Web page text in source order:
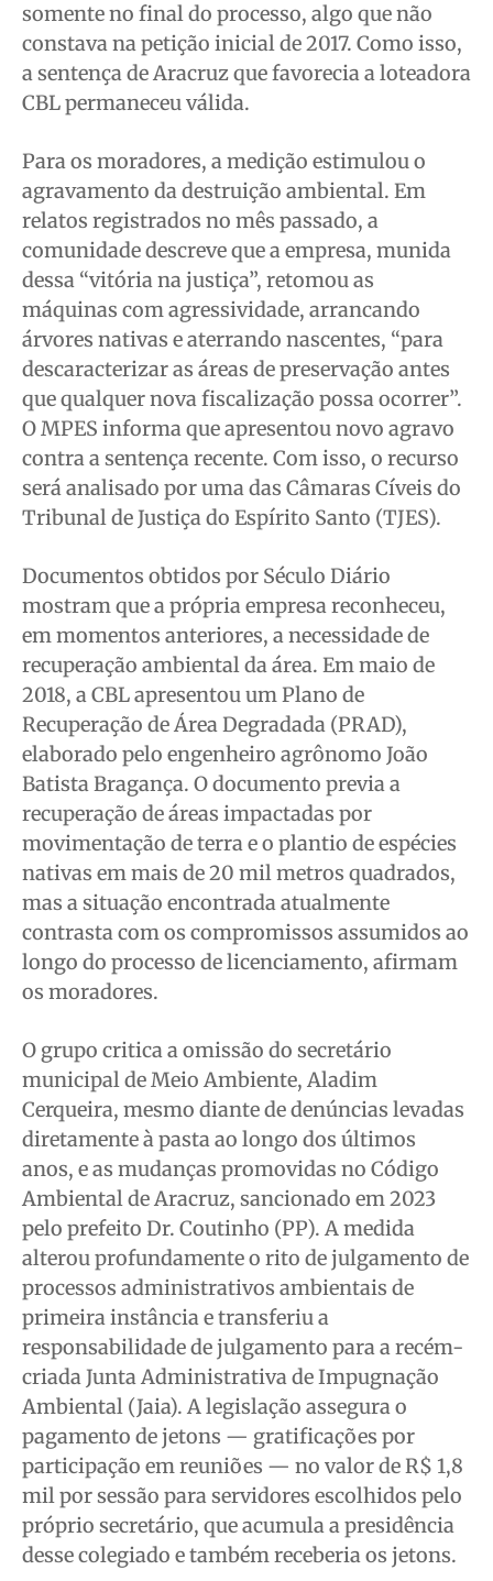
somente no final do processo, algo que não
constava na petição inicial de 2017. Como isso,
a sentença de Aracruz que favorecia a loteadora
CBL permaneceu válida.
Para os moradores, a medição estimulou o
agravamento da destruição ambiental. Em
relatos registrados no mês passado, a
comunidade descreve que a empresa, munida
dessa “vitória na justiça”, retomou as
máquinas com agressividade, arrancando
árvores nativas e aterrando nascentes, “para
descaracterizar as áreas de preservação antes
que qualquer nova fiscalização possa ocorrer”.
O MPES informa que apresentou novo agravo
contra a sentença recente. Com isso, o recurso
será analisado por uma das Câmaras Cíveis do
Tribunal de Justiça do Espírito Santo (TJES).
Documentos obtidos por Século Diário
mostram que a própria empresa reconheceu,
em momentos anteriores, a necessidade de
recuperação ambiental da área. Em maio de
2018, a CBL apresentou um Plano de
Recuperação de Área Degradada (PRAD),
elaborado pelo engenheiro agrônomo João
Batista Bragança. O documento previa a
recuperação de áreas impactadas por
movimentação de terra e o plantio de espécies
nativas em mais de 20 mil metros quadrados,
mas a situação encontrada atualmente
contrasta com os compromissos assumidos ao
longo do processo de licenciamento, afirmam
os moradores.
O grupo critica a omissão do secretário
municipal de Meio Ambiente, Aladim
Cerqueira, mesmo diante de denúncias levadas
diretamente à pasta ao longo dos últimos
anos, e as mudanças promovidas no Código
Ambiental de Aracruz, sancionado em 2023
pelo prefeito Dr. Coutinho (PP). A medida
alterou profundamente o rito de julgamento de
processos administrativos ambientais de
primeira instância e transferiu a
responsabilidade de julgamento para a recém-
criada Junta Administrativa de Impugnação
Ambiental (Jaia). A legislação assegura o
pagamento de jetons — gratificações por
participação em reuniões — no valor de R$ 1,8
mil por sessão para servidores escolhidos pelo
próprio secretário, que acumula a presidência
desse colegiado e também receberia os jetons.